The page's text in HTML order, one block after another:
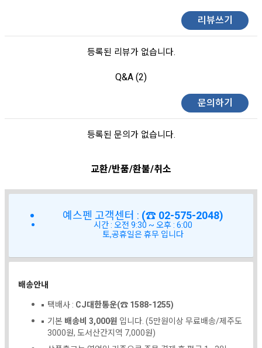
리뷰쓰기
등록된 리뷰가 없습니다.
Q&A (2)
문의하기
등록된 문의가 없습니다.
교환/반품/환불/취소
예스펜 고객센터 : (☎ 02-575-2048)
시간 : 오전 9:30 ~ 오후 : 6:00
토,공휴일은 휴무 입니다
배송안내
택배사 : CJ대한통운(☎ 1588-1255)
기본 배송비 3,000원 입니다. (5만원이상 무료배송/제주도
3000원, 도서산간지역 7,000원)